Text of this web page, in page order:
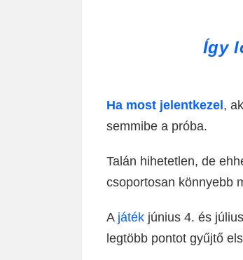
Így
Ha most jelentkezel,
semmibe a próba.
Talán hihetetlen, de
csoportosan könnyebb
A játék június 4. és
legtöbb pontot gyűjtő